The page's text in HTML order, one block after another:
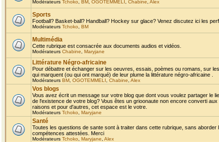
Modérateurs Tchoko BM OGOTEMMELI Chabine Alex
Sports
Football? Basket-ball? Handball? Hockey sur glace? Venez discutez ici les
Modérateurs Tchoko BM
Multimédia
Cette rubrique est consacrée aux documents audios et vidéos.
Modérateurs Chabine Maryjane
Littérature Négro-africaine
Pour débattre et échanger sur les oeuvres, essais, poèmes ou romans, sur
qui marquent (ou qui ont marqué) de leur plume la littérature négro-africaine .
Modérateurs BM OGOTEMMELI Chabine Alex
Vos blogs
Vous avez écrit un message sur votre blog que dont vous voulez partager le
de l'existence de votre blog? Vous êtes un grioonaute non encore converti
raisons et pour d'autres, cet espace est le votre.
Modérateurs Tchoko Maryjane
Santé
Toutes les questions de sante sont à traiter dans cette rubrique, sans
compétences attestées. Merci
Modérateurs Tchoko Maryjane Alex